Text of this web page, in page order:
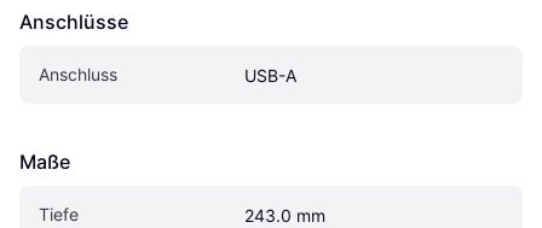
Anschlüsse
Anschluss USB-A
Maße
Tiefe 243.0 mm